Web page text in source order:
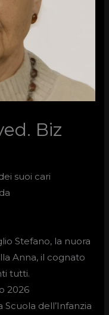
Biz
suoi cari
Stefano, la nuora
Anna, il cognato
tutti.
2026
dell’Infanzia